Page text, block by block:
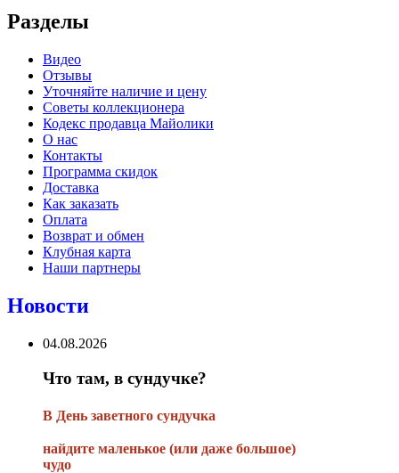
Разделы
Видео
Отзывы
Уточняйте наличие и цену
Советы коллекционера
Кодекс продавца Майолики
О нас
Контакты
Программа скидок
Доставка
Как заказать
Оплата
Возврат и обмен
Клубная карта
Наши партнеры
Новости
04.08.2026
Что там, в сундучке?
В День заветного сундучка
найдите маленькое (или даже большое)
чудо